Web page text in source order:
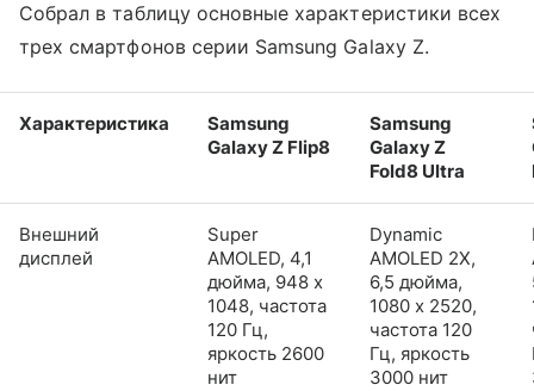
Собрал в таблицу основные характеристики всех
трех смартфонов серии Samsung Galaxy Z.
Характеристика
Samsung
Galaxy Z Flip8
Samsung
Galaxy Z
Fold8 Ultra
Внешний
дисплей
Super
AMOLED, 4,1
дюйма, 948 x
1048, частота
120 Гц,
яркость 2600
нит
Dynamic
AMOLED 2X,
6,5 дюйма,
1080 x 2520,
частота 120
Гц, яркость
3000 нит